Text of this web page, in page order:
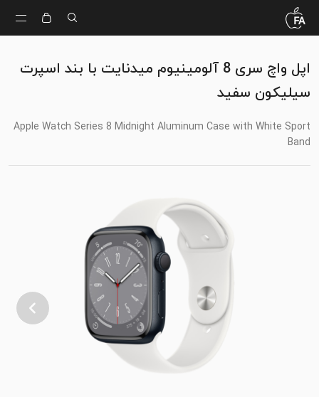
اپل واچ سری 8 آلومینیوم میدنایت با بند اسپرت
سیلیکون سفید
Apple Watch Series 8 Midnight Aluminum Case with White Sport
Band